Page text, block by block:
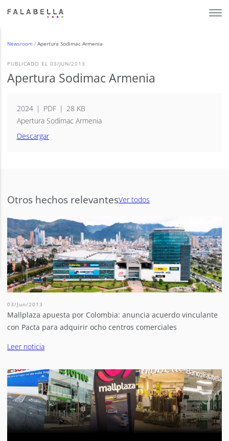
Newsroom/Apertura Sodimac Armenia
PUBLICADO EL 03/JUN/2013
Apertura Sodimac Armenia
2024 PDF
28 KB
Apertura Sodimac Armenia
Descargar
Otros hechos relevantesVer todos
03/Jun/2013
Mallplaza apuesta por Colombia: anuncia acuerdo vinculante
con Pacta para adquirir ocho centros comerciales
Leer noticia